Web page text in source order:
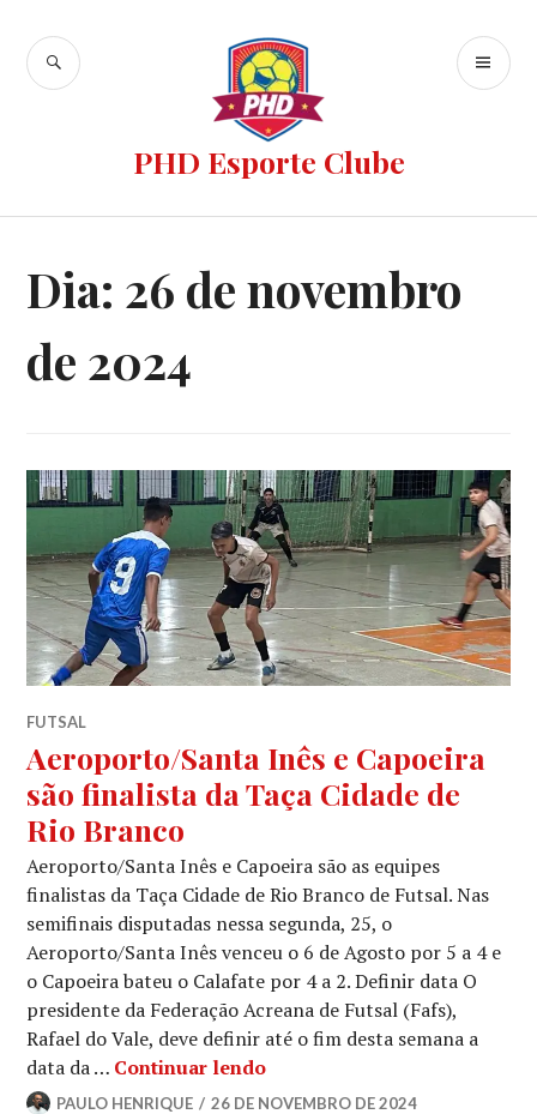
PHD Esporte Clube
Dia: 26 de novembro
de 2024
FUTSAL
Aeroporto/Santa Inês e Capoeira
são finalista da Taça Cidade de
Rio Branco
Aeroporto/Santa Inês e Capoeira são as equipes
finalistas da Taça Cidade de Rio Branco de Futsal. Nas
semifinais disputadas nessa segunda, 25, o
Aeroporto/Santa Inês venceu o 6 de Agosto por 5 a 4 e
o Capoeira bateu o Calafate por 4 a 2. Definir data O
presidente da Federação Acreana de Futsal (Fafs),
Rafael do Vale, deve definir até o fim desta semana a
data da … Continuar lendo
PAULO HENRIQUE 26 DE NOVEMBRO DE 2024